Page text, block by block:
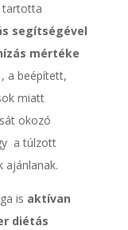
tartotta
segítségével
mértéke
a beépített,
miatt
okozó
a túlzott
ajánlanak.
is aktívan
diétás